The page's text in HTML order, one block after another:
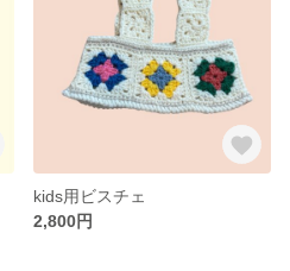
kids用ビスチェ
2,800円